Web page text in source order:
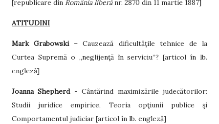
[republicare din România liberănr. 2870 din 11 martie 1887]
ATITUDINI
Mark Grabowski– Cauzează dificultăţile tehnice de la
Curtea Supremă o „neglijenţă în serviciu”? [articol în lb.
engleză]
Joanna Shepherd- Cântărind maximizările judecătorilor:
Studii juridice empirice, Teoria opţiunii publice şi
Comportamentul judiciar [articol în lb. engleză]